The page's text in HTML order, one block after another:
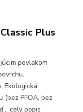
Plus
povlakom
Ekologická
(bez PFOA, bez
celý popis